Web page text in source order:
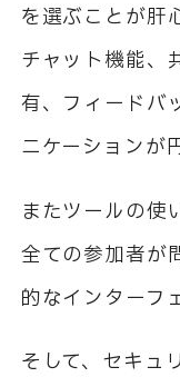
を選ぶことが肝
チャット機能、
有、フィードバ
ニケーションが
またツールの使
全ての参加者が
的なインターフ
そして、セキュ